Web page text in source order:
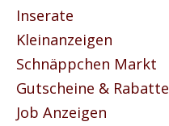
Inserate
Kleinanzeigen
Schnäppchen Markt
Gutscheine & Rabatte
Job Anzeigen